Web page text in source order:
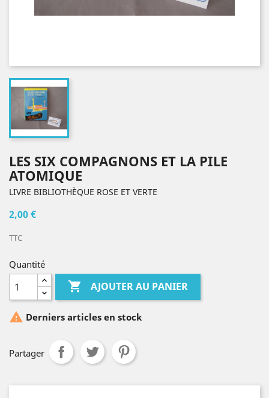
LES SIX COMPAGNONS ET LA PILE
ATOMIQUE
LIVRE BIBLIOTHÈQUE ROSE ET VERTE
2,00 €
TTC
Quantité
 AJOUTER AU PANIER
 Derniers articles en stock
Partager